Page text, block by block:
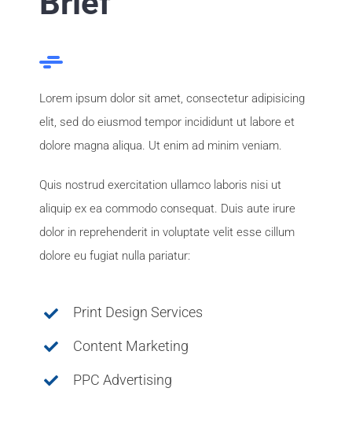
Lorem ipsum dolor sit amet, consectetur adipisicing
elit, sed do eiusmod tempor incididunt ut labore et
dolore magna aliqua. Ut enim ad minim veniam.
Quis nostrud exercitation ullamco laboris nisi ut
aliquip ex ea commodo consequat. Duis aute irure
dolor in reprehenderit in voluptate velit esse cillum
dolore eu fugiat nulla pariatur:
Print Design Services
Content Marketing
PPC Advertising